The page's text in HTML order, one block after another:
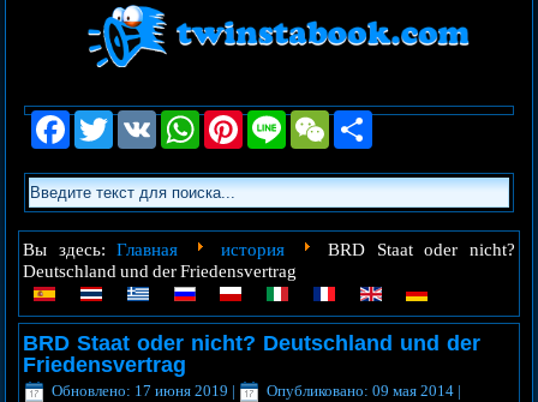
Facebook
Twitter VK WhatsAppPinterestLine WeChat
Вы здесь:Главная история
BRD Staat oder nicht?
Deutschland und der Friedensvertrag
BRD Staat oder nicht? Deutschland und der
Friedensvertrag
Обновлено: 17 июня 2019 | Опубликовано: 09 мая 2014 |